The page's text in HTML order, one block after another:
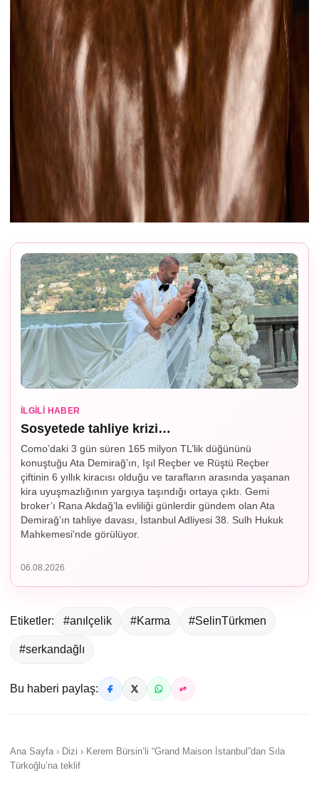
İLGILI HABER
Sosyetede tahliye krizi…
Como’daki 3 gün süren 165 milyon TL’lik düğününü
konuştuğu Ata Demirağ’ın, Işıl Reçber ve Rüştü Reçber
çiftinin 6 yıllık kiracısı olduğu ve tarafların arasında yaşanan
kira uyuşmazlığının yargıya taşındığı ortaya çıktı. Gemi
broker’ı Rana Akdağ’la evliliği günlerdir gündem olan Ata
Demirağ’ın tahliye davası, İstanbul Adliyesi 38. Sulh Hukuk
Mahkemesi'nde görülüyor.
06.08.2026
Etiketler: #anılçelik #Karma #SelinTürkmen
#serkandağlı
Bu haberi paylaş:
Ana Sayfa › Dizi › Kerem Bürsin’li “Grand Maison İstanbul”dan Sıla
Türkoğlu’na teklif